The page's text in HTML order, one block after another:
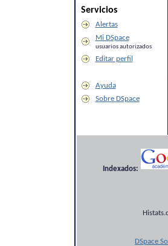
Servicios
Alertas
Mi DSpace
usuarios autorizados
Editar perfil
Ayuda
Sobre DSpace
Indexados:
DSpace